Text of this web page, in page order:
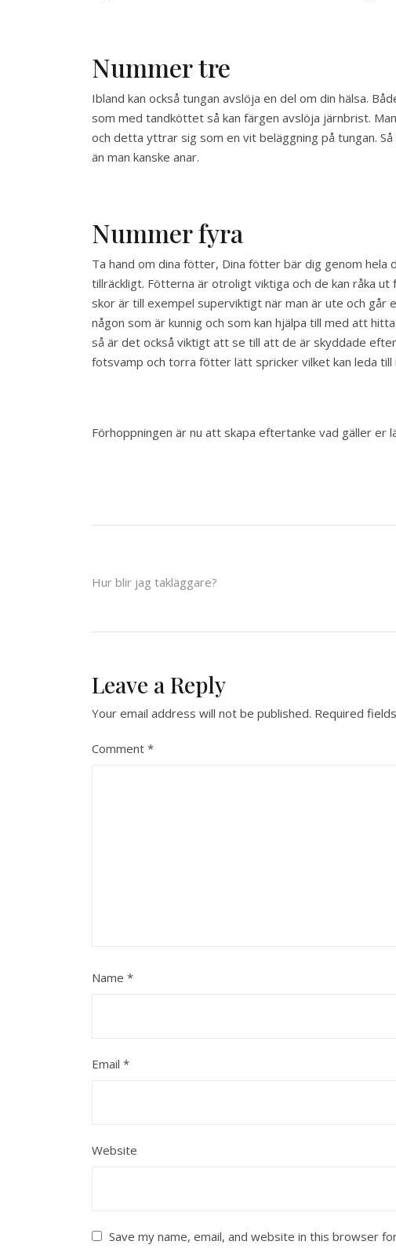
Nummer tre
Ibland kan också tungan avslöja en del om din hälsa.
som med tandköttet så kan färgen avslöja järnbrist.
och detta yttrar sig som en vit beläggning på tungan.
än man kanske anar.
Nummer fyra
Ta hand om dina fötter, Dina fötter bär dig genom
tillräckligt. Fötterna är otroligt viktiga och de kan råka
skor är till exempel superviktigt när man är ute och
någon som är kunnig och som kan hjälpa till med att
så är det också viktigt att se till att de är skyddade
fotsvamp och torra fötter lätt spricker vilket kan leda
Förhoppningen är nu att skapa eftertanke vad gäller er
Post
Hur blir jag takläggare?
Leave a Reply
Your email address will not be published. Required
Comment *
Name *
Email *
Website
Save my name, email, and website in this browser